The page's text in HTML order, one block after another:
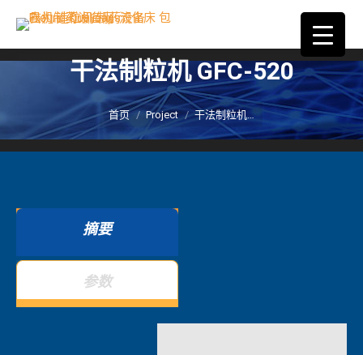
干法制粒机 GFC-520
您在这里：
首页 Project 干法制粒机…
摘要
参数